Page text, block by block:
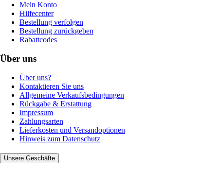
Mein Konto
Hilfecenter
Bestellung verfolgen
Bestellung zurückgeben
Rabattcodes
Über uns
Über uns?
Kontaktieren Sie uns
Allgemeine Verkaufsbedingungen
Rückgabe & Erstattung
Impressum
Zahlungsarten
Lieferkosten und Versandoptionen
Hinweis zum Datenschutz
Unsere Geschäfte